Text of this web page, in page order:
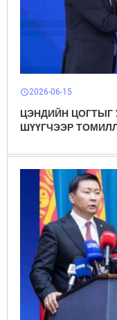
schedule2026-06-15
ЦЭНДИЙН ЦОГТЫГ
ШҮҮГЧЭЭР